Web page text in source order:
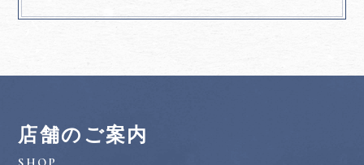
店舗のご案内